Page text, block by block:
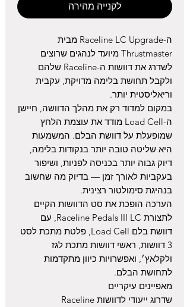
לקנייה מהירה
ה-Raceline LC Upgrade מבית
Thrustmaster מיועד לנהגים שרוצים
לשדרג את דוושות ה-Raceline שלהם
ולקבל תחושת בלימה מדויקת, עקבית
וריאליסטית יותר.
במקום למדוד רק את מהלך הדוושה, חיישן
ה-Load Cell מודד את עוצמת הלחץ
שמופעלת על דוושת הבלם. המשמעות
היא שליטה טובה יותר בנקודות בלימה,
דיוק גבוה יותר בכניסה לפניות, ושיפור
בעקביות לאורך זמן — בדיוק מה שחשוב
בנהיגת סימולטור רצינית.
הערכה הופכת את סט הדוושות הקיים
לתצורת Raceline Pedals III LC, עם
דוושת בלם Load Cell, פלטת מתכת לסט
3 דוושות, ראשי דוושות מתכת לגז
ולקלאץ׳, ואפשרויות כיוון מתקדמות
לתחושת הבלם.
מאפיינים עיקריים
שדרוג ייעודי לדוושות Raceline